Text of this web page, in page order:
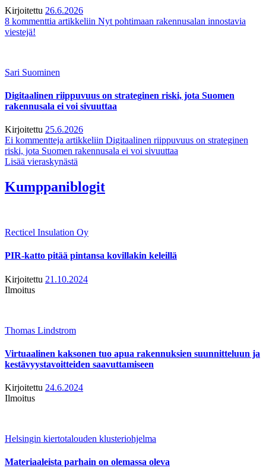
Kirjoitettu 26.6.2026
8 kommenttia artikkeliin Nyt pohtimaan rakennusalan innostavia
viestejä!
Sari Suominen
Digitaalinen riippuvuus on strateginen riski, jota Suomen
rakennusala ei voi sivuuttaa
Kirjoitettu 25.6.2026
Ei kommentteja artikkeliin Digitaalinen riippuvuus on strateginen
riski, jota Suomen rakennusala ei voi sivuuttaa
Lisää vieraskynästä
Kumppaniblogit
Recticel Insulation Oy
PIR-katto pitää pintansa kovillakin keleillä
Kirjoitettu 21.10.2024
Ilmoitus
Thomas Lindstrom
Virtuaalinen kaksonen tuo apua rakennuksien suunnitteluun ja
kestävyystavoitteiden saavuttamiseen
Kirjoitettu 24.6.2024
Ilmoitus
Helsingin kiertotalouden klusteriohjelma
Materiaaleista parhain on olemassa oleva